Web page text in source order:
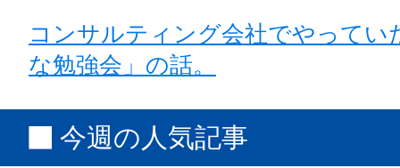
コンサルティング会社でやってい
な勉強会」の話。
今週の人気記事